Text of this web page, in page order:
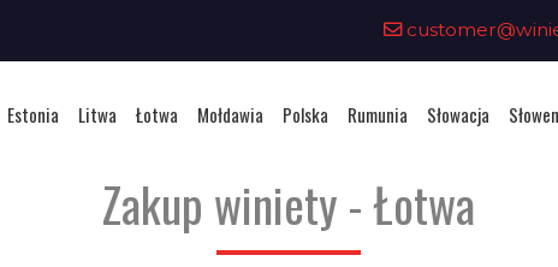
Estonia Litwa Łotwa Mołdawia Polska Rumunia Słowacja
Zakup winiety - Łotwa